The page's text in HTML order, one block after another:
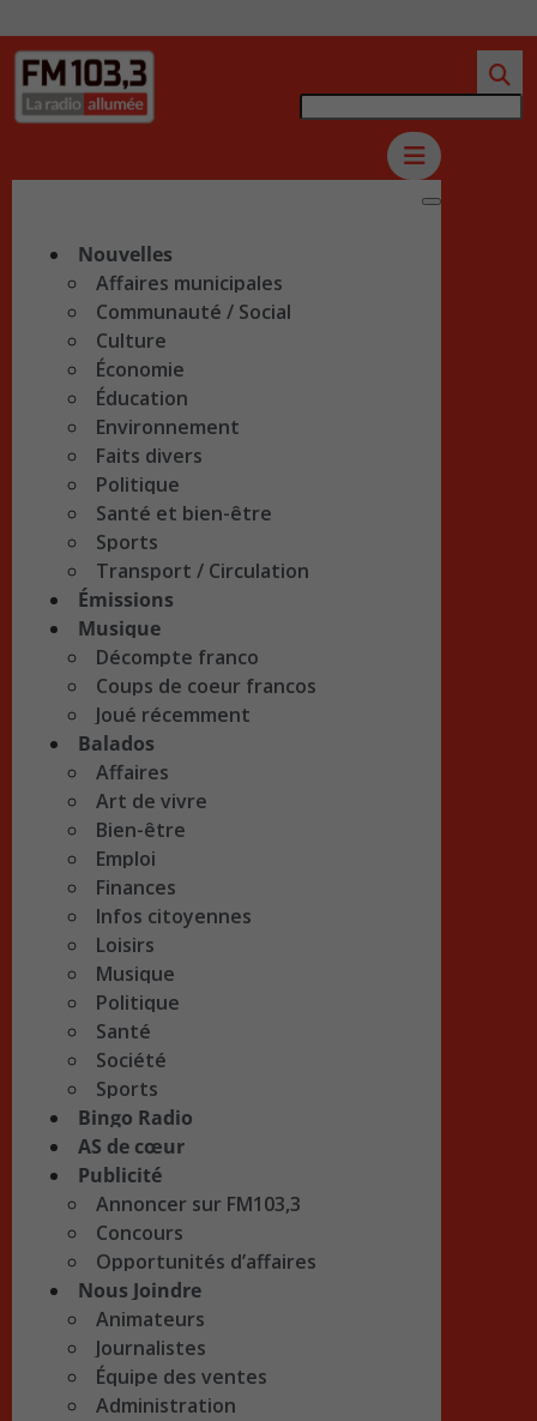
Nouvelles
Affaires municipales
Communauté / Social
Culture
Économie
Éducation
Environnement
Faits divers
Politique
Santé et bien-être
Sports
Transport / Circulation
Émissions
Musique
Décompte franco
Coups de coeur francos
Joué récemment
Balados
Affaires
Art de vivre
Bien-être
Emploi
Finances
Infos citoyennes
Loisirs
Musique
Politique
Santé
Société
Sports
Bingo Radio
AS de cœur
Publicité
Annoncer sur FM103,3
Concours
Opportunités d’affaires
Nous Joindre
Animateurs
Journalistes
Équipe des ventes
Administration